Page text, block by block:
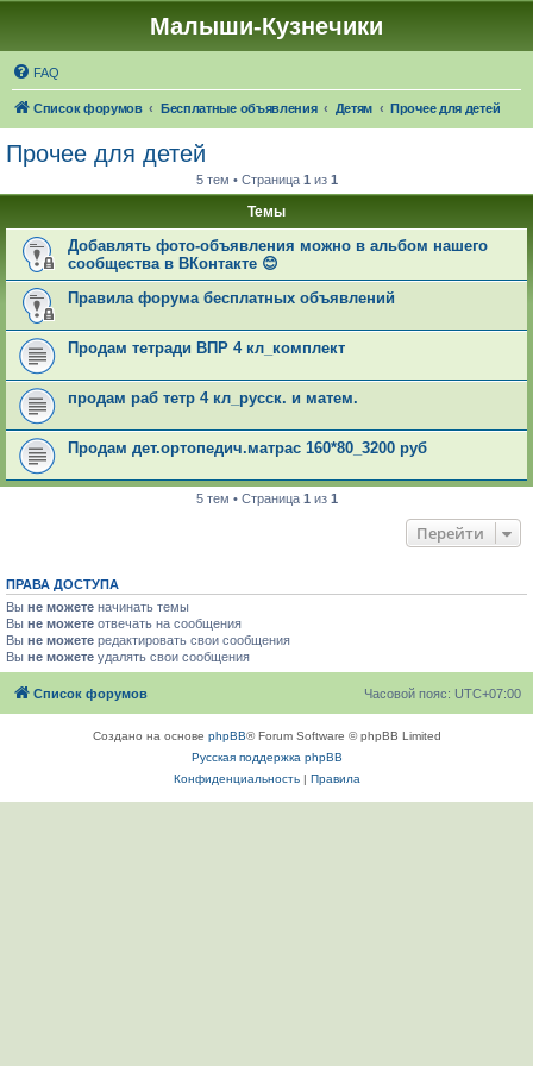
Малыши-Кузнечики
FAQ
Список форумов Бесплатные объявления Детям Прочее для детей
Прочее для детей
5 тем • Страница 1 из 1
Темы
Добавлять фото-объявления можно в альбом нашего
сообщества в ВКонтакте 😊
Правила форума бесплатных объявлений
Продам тетради ВПР 4 кл_комплект
продам раб тетр 4 кл_русск. и матем.
Продам дет.ортопедич.матрас 160*80_3200 руб
5 тем • Страница 1 из 1
Перейти
ПРАВА ДОСТУПА
Вы не можете начинать темы
Вы не можете отвечать на сообщения
Вы не можете редактировать свои сообщения
Вы не можете удалять свои сообщения
Список форумов Часовой пояс: UTC+07:00
Создано на основе phpBB® Forum Software © phpBB Limited
Русская поддержка phpBB
Конфиденциальность| Правила